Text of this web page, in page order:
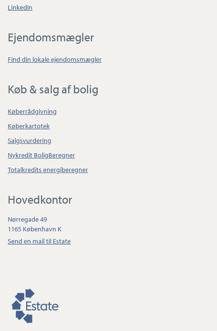
LinkedIn
Ejendomsmægler
Find din lokale ejendomsmægler
Køb & salg af bolig
Køberrådgivning
Køberkartotek
Salgsvurdering
Nykredit BoligBeregner
Totalkredits energiberegner
Hovedkontor
Nørregade 49
1165 København K
Send en mail til Estate